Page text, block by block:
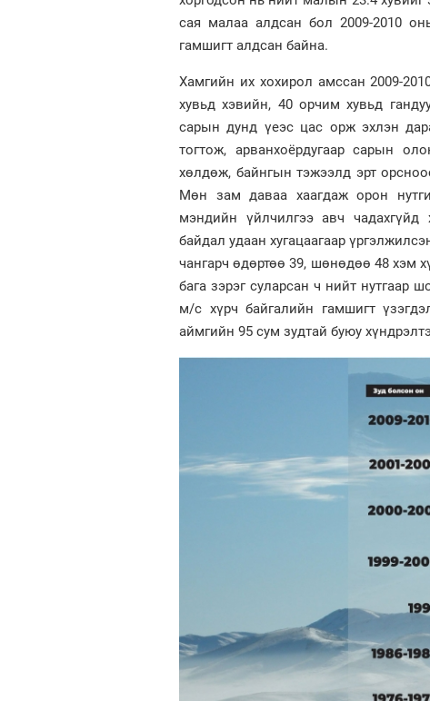
сая малаа алдсан бол 2009-2010
гамшигт алдсан байна.
Хамгийн их хохирол амссан 2009-
хувьд хэвийн, 40 орчим хувьд
сарын дунд үеэс цас орж эхлэн
тогтож, арванхоёрдугаар сарын
хөлдөж, байнгын тэжээлд эрт
Мөн зам даваа хаагдаж орон
мэндийн үйлчилгээ авч чадахгүйд
байдал удаан хугацаагаар
чангарч өдөртөө 39, шөнөдөө 48 хэм
бага зэрэг суларсан ч нийт нутгаар
м/с хүрч байгалийн гамшигт
аймгийн 95 сум зудтай буюу